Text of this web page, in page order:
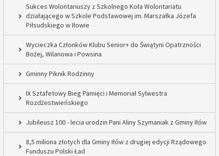
Sukces Wolontariuszy z Szkolnego Koła Wolontariatu
działającego w Szkole Podstawowej im. Marszałka Józefa
Piłsudskiego w Iłowie
Wycieczka Członków Klubu Senior+ do Świątyni Opatrzności
Bożej, Wilanowa i Powsina
Gminny Piknik Rodzinny
IX Sztafetowy Bieg Pamięci i Memoriał Sylwestra
Rozdżestwieńskiego
Jubileusz 100 - lecia urodzin Pani Aliny Szymaniak z Gminy Iłów
8,5 miliona złotych dla Gminy Iłów z drugiej edycji Rządowego
Funduszu Polski Ład